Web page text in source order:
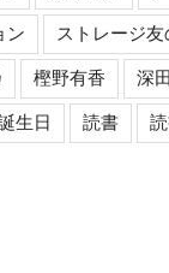
ン ストレージ友
樫野有香 深
生日 読書